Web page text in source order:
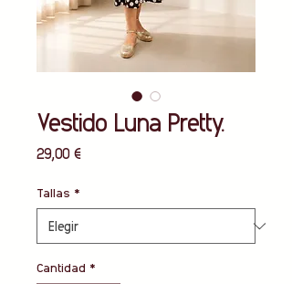
Vestido Luna Pretty.
29,00 €Precio
Tallas *
Cantidad *